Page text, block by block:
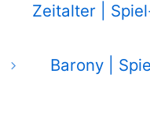
Zeitalter |
Barony |